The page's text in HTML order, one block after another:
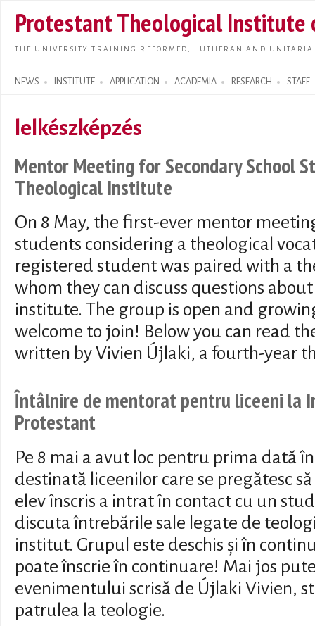
main
Protestant Theological Institute
THE UNIVERSITY TRAINING REFORMED, LUTHERAN AND
NEWS INSTITUTE APPLICATION ACADEMIA RESEARCH STAFF
Search form
lelkészképzés
Mentor Meeting for Secondary School
Theological Institute
On 8 May, the first-ever mentor
students considering a theological
registered student was paired with a
whom they can discuss questions
institute. The group is open and
welcome to join! Below you can read
written by Vivien Újlaki, a fourth-year
Întâlnire de mentorat pentru liceeni la
Protestant
Pe 8 mai a avut loc pentru prima dată
destinată liceenilor care se pregătesc
elev înscris a intrat în contact cu un
discuta întrebările sale legate de
institut. Grupul este deschis și în
poate înscrie în continuare! Mai jos
evenimentului scrisă de Újlaki Vivien,
patrulea la teologie.